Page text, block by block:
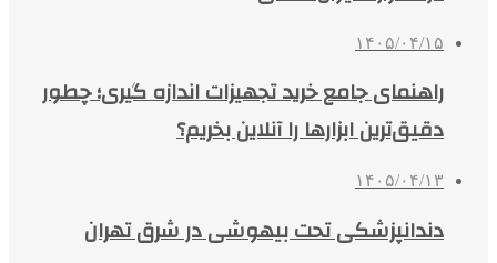
۱۴۰۵/۰۴/۱۵
راهنمای جامع خرید تجهیزات اندازه گیری؛ چطور
دقیق‌ترین ابزارها را آنلاین بخریم؟
۱۴۰۵/۰۴/۱۳
دندانپزشکی تحت بیهوشی در شرق تهران